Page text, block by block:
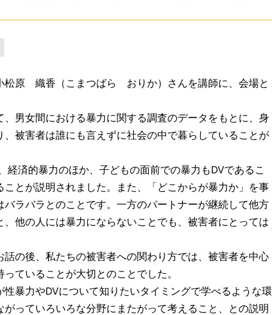
原 織香（こまつばら おりか）さんを講師に、会場と
男女間における暴力に関する調査のデータをもとに、身
被害者は誰にも言えずに社会の中で暮らしていることが
済的暴力のほか、子どもの面前での暴力もDVであるこ
とが説明されました。また、「どこからが暴力か」を事
ラバラとのことです。一方のパートナーが継続して他方
他の人には暴力にならないことでも、被害者にとっては
の後、私たちの被害者への関わり方では、被害者を中心
ていることが大切とのことでした。
暴力やDVについて知りたいタイミングで学べるような環
っていろいろな分野にまたがって考えること、との説明